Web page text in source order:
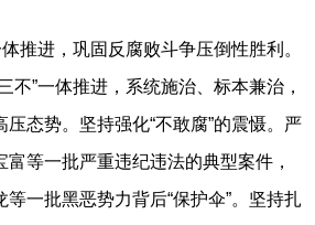
进，巩固反腐败斗争压倒性胜利。
不”一体推进，系统施治、标本兼治，
态势。坚持强化“不敢腐”的震慑。严
等一批严重违纪违法的典型案件，
一批黑恶势力背后“保护伞”。坚持扎